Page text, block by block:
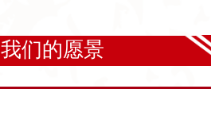
我们的愿景